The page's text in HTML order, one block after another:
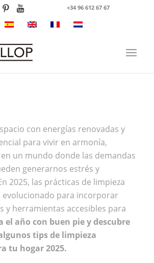
+34 96 612 67 67
con energías renovadas y
para vivir en armonía,
un mundo donde las demandas
generarnos estrés y
2025, las prácticas de limpieza
evolucionado para incorporar
y herramientas accesibles para
el año con buen pie y descubre
tips de limpieza
tu hogar 2025.